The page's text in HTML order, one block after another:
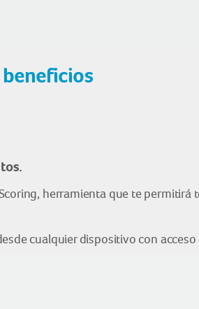
herramienta que te permitirá
cualquier dispositivo con